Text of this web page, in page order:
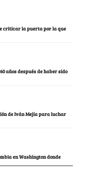
criticar la puerta por la que
años después de haber sido
de Iván Mejía para luchar
en Washington donde